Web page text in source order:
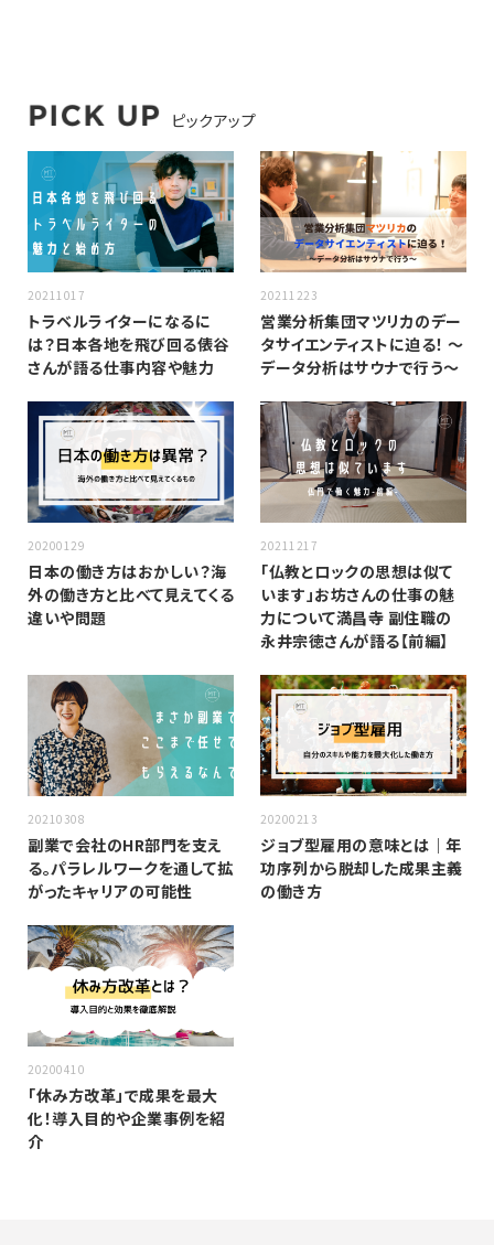
ピックアップ
20211017
トラベルライターになるに
は？日本各地を飛び回る俵谷
さんが語る仕事内容や魅力
20211223
営業分析集団マツリカのデー
タサイエンティストに迫る！ 〜
データ分析はサウナで行う〜
20200129
日本の働き方はおかしい？海
外の働き方と比べて見えてくる
違いや問題
20211217
「仏教とロックの思想は似て
います」お坊さんの仕事の魅
力について満昌寺 副住職の
永井宗徳さんが語る【前編】
20210308
副業で会社のHR部門を支え
る。パラレルワークを通して拡
がったキャリアの可能性
20200213
ジョブ型雇用の意味とは｜年
功序列から脱却した成果主義
の働き方
20200410
「休み方改革」で成果を最大
化！導入目的や企業事例を紹
介